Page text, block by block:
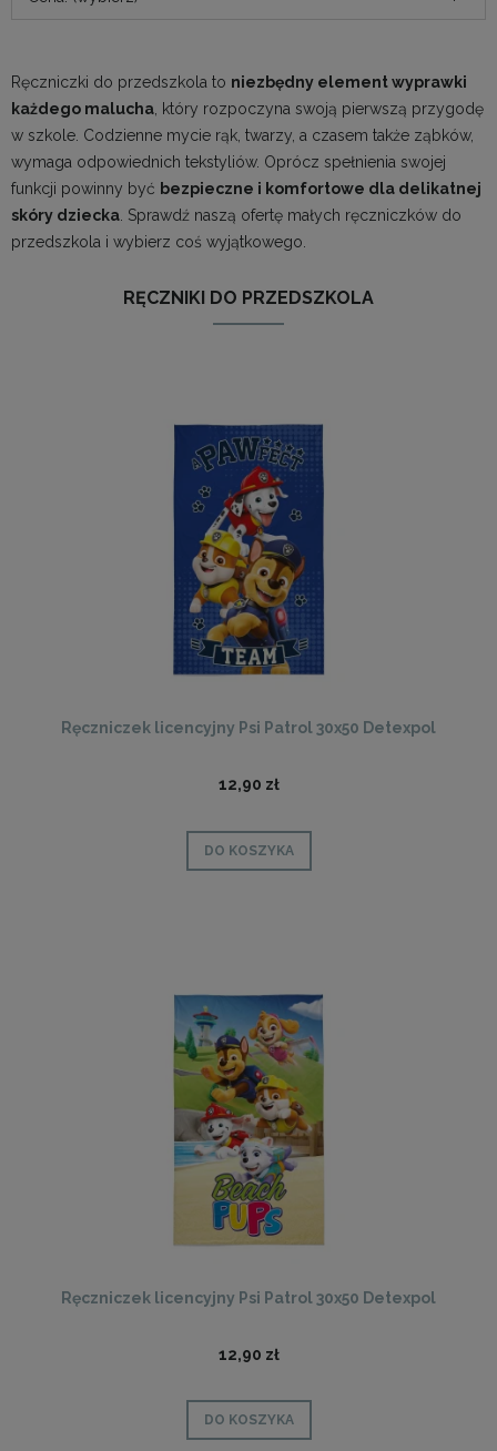
Ręczniczki do przedszkola to niezbędny element wyprawki
każdego malucha , który rozpoczyna swoją pierwszą przygodę
w szkole. Codzienne mycie rąk, twarzy, a czasem także ząbków,
wymaga odpowiednich tekstyliów. Oprócz spełnienia swojej
funkcji powinny być bezpieczne i komfortowe dla delikatnej
skóry dziecka . Sprawdź naszą ofertę małych ręczniczków do
przedszkola i wybierz coś wyjątkowego.
RĘCZNIKI DO PRZEDSZKOLA
Ręczniczek licencyjny Psi Patrol 30x50 Detexpol
12,90 zł
DO KOSZYKA
Ręczniczek licencyjny Psi Patrol 30x50 Detexpol
12,90 zł
DO KOSZYKA